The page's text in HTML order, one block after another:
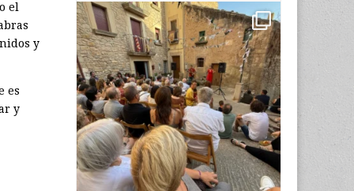
el
y
es
y